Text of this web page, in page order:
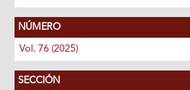
NÚMERO
Vol. 76 (2025)
SECCIÓN